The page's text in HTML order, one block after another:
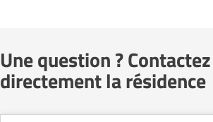
Une question ? Contactez
directement la résidence